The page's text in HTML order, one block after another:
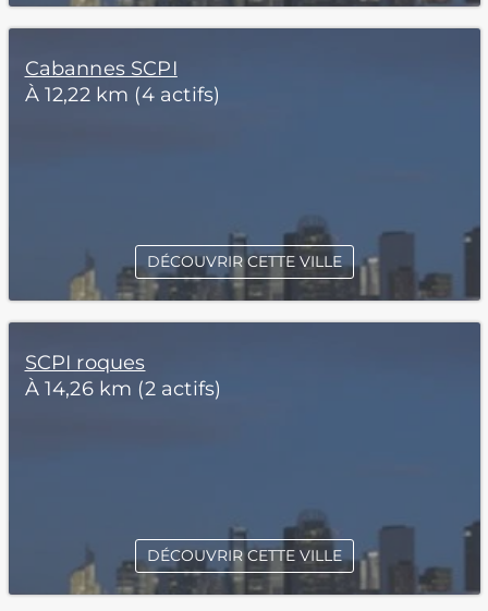
Cabannes SCPI
À 12,22 km (4 actifs)
DÉCOUVRIR CETTE VILLE
SCPI roques
À 14,26 km (2 actifs)
DÉCOUVRIR CETTE VILLE